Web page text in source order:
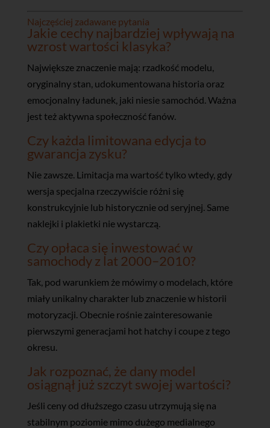
Najczęściej zadawane pytania
Jakie cechy najbardziej wpływają na
wzrost wartości klasyka?
Największe znaczenie mają: rzadkość modelu,
oryginalny stan, udokumentowana historia oraz
emocjonalny ładunek, jaki niesie samochód. Ważna
jest też aktywna społeczność fanów.
Czy każda limitowana edycja to
gwarancja zysku?
Nie zawsze. Limitacja ma wartość tylko wtedy, gdy
wersja specjalna rzeczywiście różni się
konstrukcyjnie lub historycznie od seryjnej. Same
naklejki i plakietki nie wystarczą.
Czy opłaca się inwestować w
samochody z lat 2000–2010?
Tak, pod warunkiem że mówimy o modelach, które
miały unikalny charakter lub znaczenie w historii
motoryzacji. Obecnie rośnie zainteresowanie
pierwszymi generacjami hot hatchy i coupe z tego
okresu.
Jak rozpoznać, że dany model
osiągnął już szczyt swojej wartości?
Jeśli ceny od dłuższego czasu utrzymują się na
stabilnym poziomie mimo dużego medialnego